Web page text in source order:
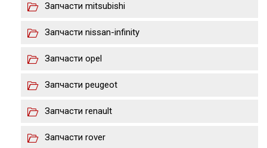
Запчасти mitsubishi
Запчасти nissan-infinity
Запчасти opel
Запчасти peugeot
Запчасти renault
Запчасти rover